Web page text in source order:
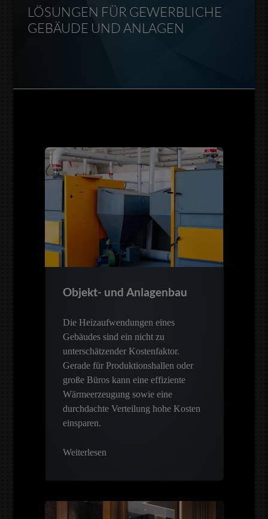
LÖSUNGEN FÜR GEWERBLICHE
GEBÄUDE UND ANLAGEN
Objekt- und Anlagenbau
Die Heizaufwendungen eines
Gebäudes sind ein nicht zu
unterschätzender Kostenfaktor.
Gerade für Produktionshallen oder
große Büros kann eine effiziente
Wärmeerzeugung sowie eine
durchdachte Verteilung hohe Kosten
einsparen.
Weiterlesen